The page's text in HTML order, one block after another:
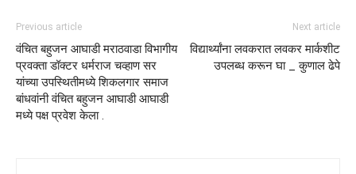
Previous article
वंचित बहुजन आघाडी मराठवाडा विभागीय
प्रवक्ता डॉक्टर धर्मराज चव्हाण सर
यांच्या उपस्थितीमध्ये शिकलगार समाज
बांधवांनी वंचित बहुजन आघाडी आघाडी
मध्ये पक्ष प्रवेश केला .
Next article
विद्यार्थ्यांना लवकरात लवकर मार्कशीट
उपलब्ध करून घा _ कुणाल ढेपे